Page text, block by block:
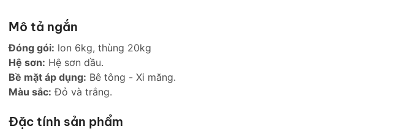
Mô tả ngắn
Đóng gói: lon 6kg, thùng 20kg
Hệ sơn: Hệ sơn dầu.
Bề mặt áp dụng: Bê tông - Xi măng.
Màu sắc: Đỏ và trắng.
Đặc tính sản phẩm